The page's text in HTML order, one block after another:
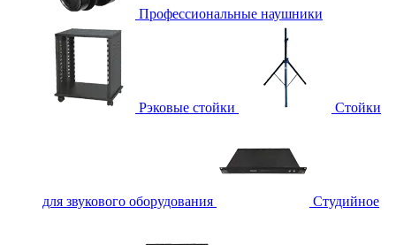
Профессиональные наушники
Рэковые стойки Стойки
для звукового оборудования Студийное